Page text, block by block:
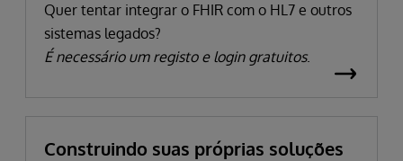
Quer tentar integrar o FHIR com o HL7 e outros
sistemas legados?
É necessário um registo e login gratuitos.
Construindo suas próprias soluções